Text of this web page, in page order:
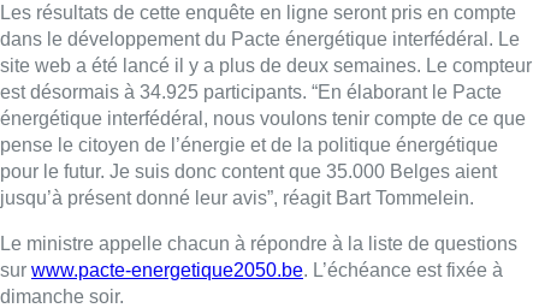
Les résultats de cette enquête en ligne seront pris en compte
dans le développement du Pacte énergétique interfédéral. Le
site web a été lancé il y a plus de deux semaines. Le compteur
est désormais à 34.925 participants. “En élaborant le Pacte
énergétique interfédéral, nous voulons tenir compte de ce que
pense le citoyen de l’énergie et de la politique énergétique
pour le futur. Je suis donc content que 35.000 Belges aient
jusqu’à présent donné leur avis”, réagit Bart Tommelein.
Le ministre appelle chacun à répondre à la liste de questions
sur www.pacte-energetique2050.be. L’échéance est fixée à
dimanche soir.